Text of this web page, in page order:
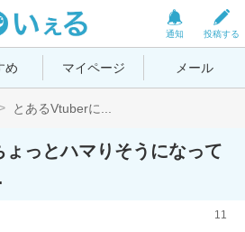
投稿する
通知
め マイページ メール
とあるVtuberに...
っとハマりそうになって
11